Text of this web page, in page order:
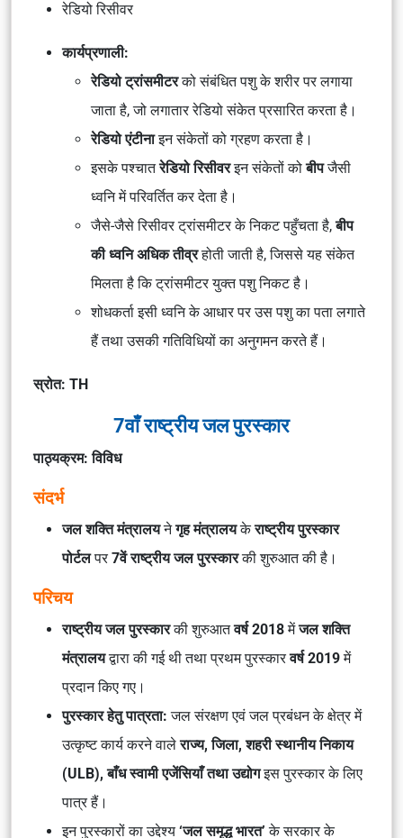
रेडियो रिसीवर
कार्यप्रणाली:
रेडियो ट्रांसमीटरको संबंधित पशु के शरीर पर लगाया
जाता है, जो लगातार रेडियो संकेत प्रसारित करता है।
रेडियो एंटीनाइन संकेतों को ग्रहण करता है।
इसके पश्चातरेडियो रिसीवरइन संकेतों कोबीपजैसी
ध्वनि में परिवर्तित कर देता है।
जैसे-जैसे रिसीवर ट्रांसमीटर के निकट पहुँचता है,बीप
की ध्वनि अधिक तीव्रहोती जाती है, जिससे यह संकेत
मिलता है कि ट्रांसमीटर युक्त पशु निकट है।
शोधकर्ता इसी ध्वनि के आधार पर उस पशु का पता लगाते
हैं तथा उसकी गतिविधियों का अनुगमन करते हैं।
स्रोत: TH
7वाँ राष्ट्रीय जल पुरस्कार
पाठ्यक्रम: विविध
संदर्भ
जल शक्ति मंत्रालयनेगृह मंत्रालयकेराष्ट्रीय पुरस्कार
पोर्टलपर 7वें राष्ट्रीय जल पुरस्कारकी शुरुआत की है।
परिचय
राष्ट्रीय जल पुरस्कारकी शुरुआतवर्ष 2018मेंजल शक्ति
मंत्रालयद्वारा की गई थी तथा प्रथम पुरस्कारवर्ष 2019में
प्रदान किए गए।
पुरस्कार हेतु पात्रता: जल संरक्षण एवं जल प्रबंधन के क्षेत्र में
उत्कृष्ट कार्य करने वालेराज्य, जिला, शहरी स्थानीय निकाय
(ULB), बाँध स्वामी एजेंसियाँ तथा उद्योगइस पुरस्कार के लिए
पात्र हैं।
इन पुरस्कारों का उद्देश्य ‘जल समृद्ध भारत’ के सरकार के